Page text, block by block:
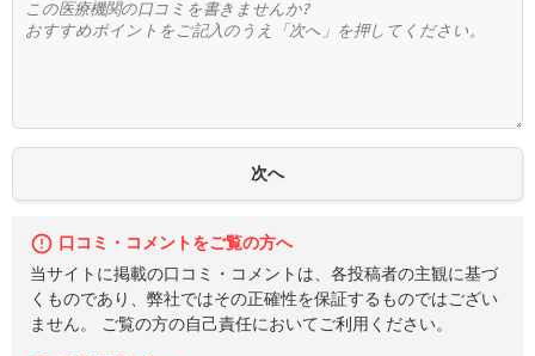
口コミ・コメントをご覧の方へ
当サイトに掲載の口コミ・コメントは、各投稿者の主観に基づ
くものであり、弊社ではその正確性を保証するものではござい
ません。 ご覧の方の自己責任においてご利用ください。